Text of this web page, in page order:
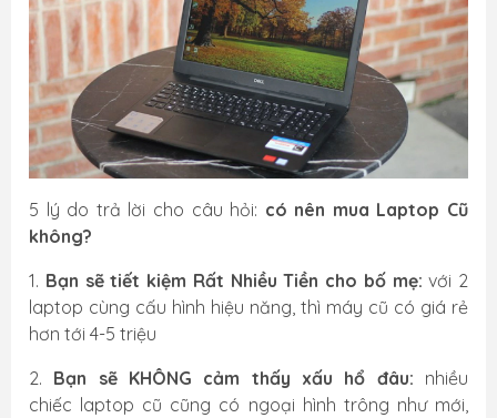
5 lý do trả lời cho câu hỏi: có nên mua Laptop Cũ
không?
1. Bạn sẽ tiết kiệm Rất Nhiều Tiền cho bố mẹ: với 2
laptop cùng cấu hình hiệu năng, thì máy cũ có giá rẻ
hơn tới 4-5 triệu
2. Bạn sẽ KHÔNG cảm thấy xấu hổ đâu: nhiều
chiếc laptop cũ cũng có ngoại hình trông như mới,